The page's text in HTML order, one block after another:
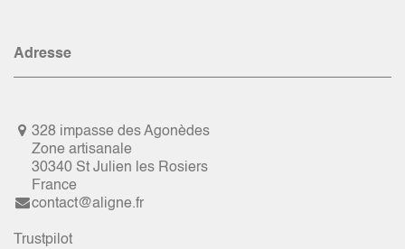
Adresse
328 impasse des Agonèdes
Zone artisanale
30340 St Julien les Rosiers
France
contact@aligne.fr
Trustpilot